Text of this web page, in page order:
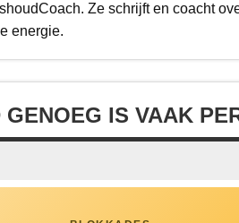
Ze schrijft en coacht
energie.
IS VAAK